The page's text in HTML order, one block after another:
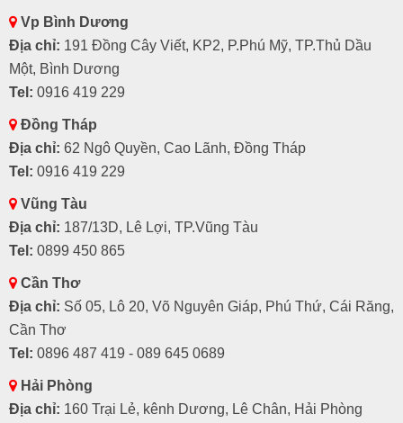
Vp Bình Dương
Địa chỉ: 191 Đồng Cây Viết, KP2, P.Phú Mỹ, TP.Thủ Dầu
Một, Bình Dương
Tel: 0916 419 229
Đồng Tháp
Địa chỉ: 62 Ngô Quyền, Cao Lãnh, Đồng Tháp
Tel: 0916 419 229
Vũng Tàu
Địa chỉ: 187/13D, Lê Lợi, TP.Vũng Tàu
Tel: 0899 450 865
Cần Thơ
Địa chỉ: Số 05, Lô 20, Võ Nguyên Giáp, Phú Thứ, Cái Răng,
Cần Thơ
Tel: 0896 487 419 - 089 645 0689
Hải Phòng
Địa chỉ: 160 Trại Lẻ, kênh Dương, Lê Chân, Hải Phòng